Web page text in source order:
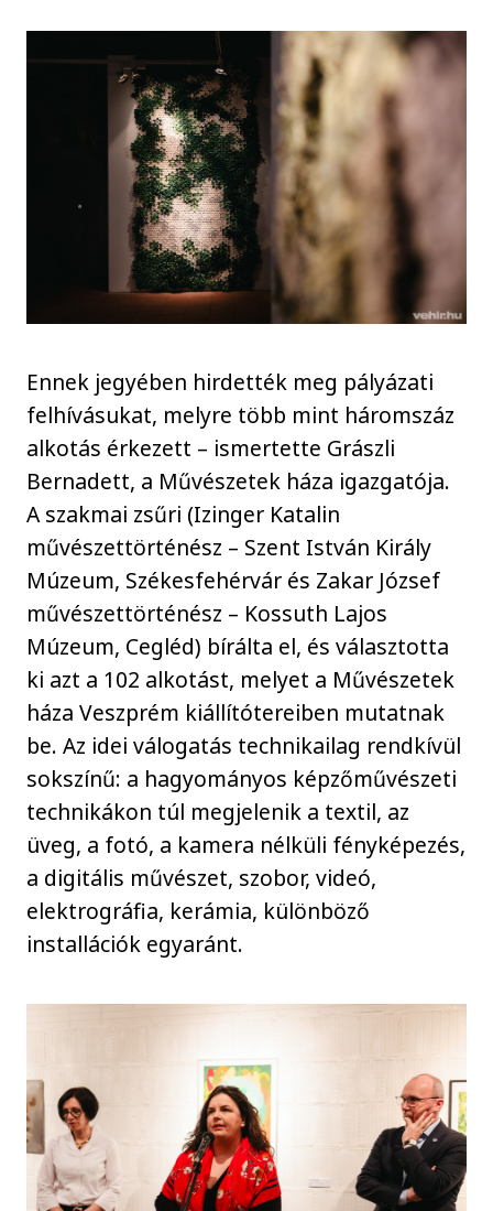
Ennek jegyében hirdették meg pályázati
felhívásukat, melyre több mint háromszáz
alkotás érkezett – ismertette Grászli
Bernadett, a Művészetek háza igazgatója.
A szakmai zsűri (Izinger Katalin
művészettörténész – Szent István Király
Múzeum, Székesfehérvár és Zakar József
művészettörténész – Kossuth Lajos
Múzeum, Cegléd) bírálta el, és választotta
ki azt a 102 alkotást, melyet a Művészetek
háza Veszprém kiállítótereiben mutatnak
be. Az idei válogatás technikailag rendkívül
sokszínű: a hagyományos képzőművészeti
technikákon túl megjelenik a textil, az
üveg, a fotó, a kamera nélküli fényképezés,
a digitális művészet, szobor, videó,
elektrográfia, kerámia, különböző
installációk egyaránt.